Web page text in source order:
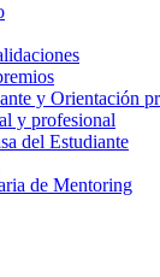
y Orientación
y profesional
del Estudiante
de Mentoring